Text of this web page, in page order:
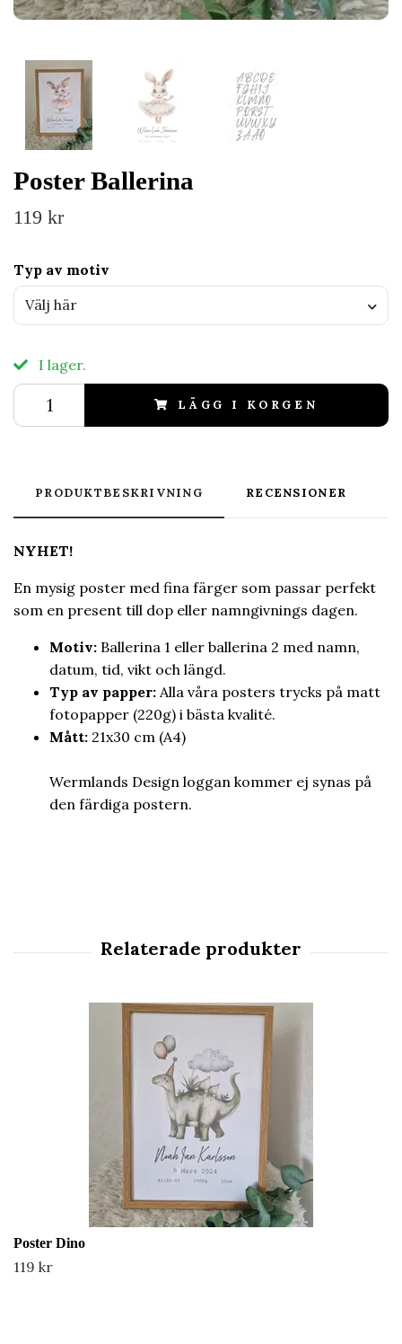
Poster Ballerina
119 kr
Typ av motiv
Välj här
I lager.
LÄGG I KORGEN
PRODUKTBESKRIVNING RECENSIONER
NYHET!
En mysig poster med fina färger som passar perfekt
som en present till dop eller namngivnings dagen.
Motiv: Ballerina 1 eller ballerina 2 med namn,
datum, tid, vikt och längd.
Typ av papper: Alla våra posters trycks på matt
fotopapper (220g) i bästa kvalité.
Mått: 21x30 cm (A4)
Wermlands Design loggan kommer ej synas på
den färdiga postern.
Poster Dino
119 kr